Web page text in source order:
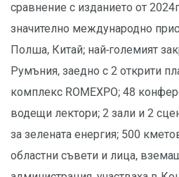
сравнение с изданието от
значително международно
Полша, Китай; най-големият
Румъния, заедно с 2 открити
комплекс ROMEXPO; 48
водещи лектори; 2 зали и 2
за зелената енергия; 500
областни съвети и лица,